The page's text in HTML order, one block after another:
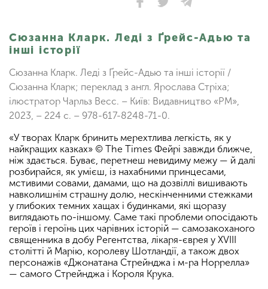
Сюзанна Кларк. Леді з Ґрейс-Адью та
інші історії
Сюзанна Кларк. Леді з Ґрейс-Адью та інші історії /
Сюзанна Кларк; переклад з англ. Ярослава Стріха;
ілюстратор Чарльз Весс. – Київ: Видавництво «РМ»,
2023, – 224 с. – 978-617-8248-71-0.
«У творах Кларк бринить мерехтлива легкість, як у
найкращих казках» © The Times Фейрі завжди ближче,
ніж здається. Буває, перетнеш невидиму межу — й далі
розбирайся, як умієш, із нахабними принцесами,
мстивими совами, дамами, що на дозвіллі вишивають
навколишнім страшну долю, нескінченними стежками
у глибоких темних хащах і будинками, які щоразу
виглядають по-іншому. Саме такі проблеми опосідають
героїв і героїнь цих чарівних історій — самозакоханого
священника в добу Регентства, лікаря-єврея у XVIII
столітті й Марію, королеву Шотландії, а також двох
персонажів «Джонатана Стрейнджа і м-ра Норрелла»
— самого Стрейнджа і Короля Крука.